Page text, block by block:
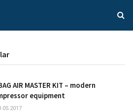
AIR MASTER KIT – modern
equipment